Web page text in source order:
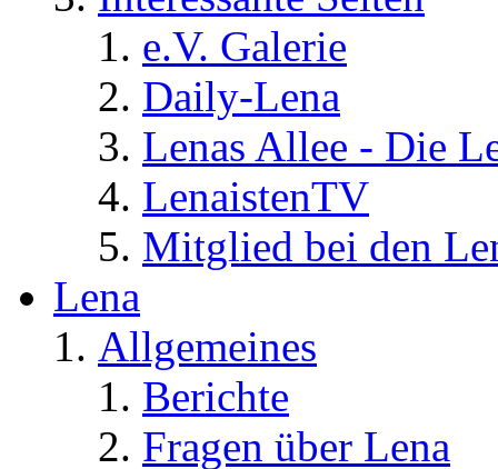
e.V. Galerie
Daily-Lena
Lenas Allee - Die
LenaistenTV
Mitglied bei den
Lena
Allgemeines
Berichte
Fragen über Lena